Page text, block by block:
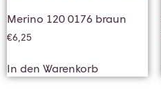
Merino 120 0176 braun
€6,25
In den Warenkorb